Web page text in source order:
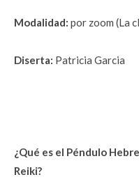
Modalidad: por zoom (La
Diserta: Patricia Garcia
¿Qué es el Péndulo
Reiki?